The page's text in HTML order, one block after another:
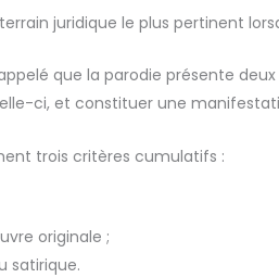
juridique le plus pertinent
que la parodie présente
ci, et constituer une
trois critères cumulatifs :
originale ;
satirique.